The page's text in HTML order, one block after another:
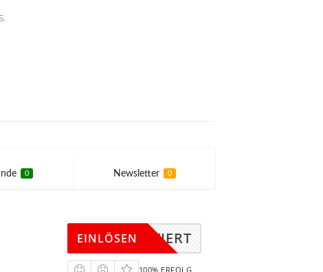
0 Newsletter 0
KTIVIERT
EINLÖSEN
100% ERFOLG